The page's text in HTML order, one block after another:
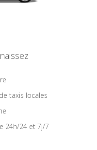
taxis locales
24h/24 et 7j/7